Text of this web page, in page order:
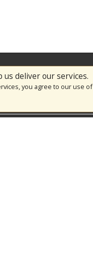
us deliver our services.
you agree to our use of
Σώμα